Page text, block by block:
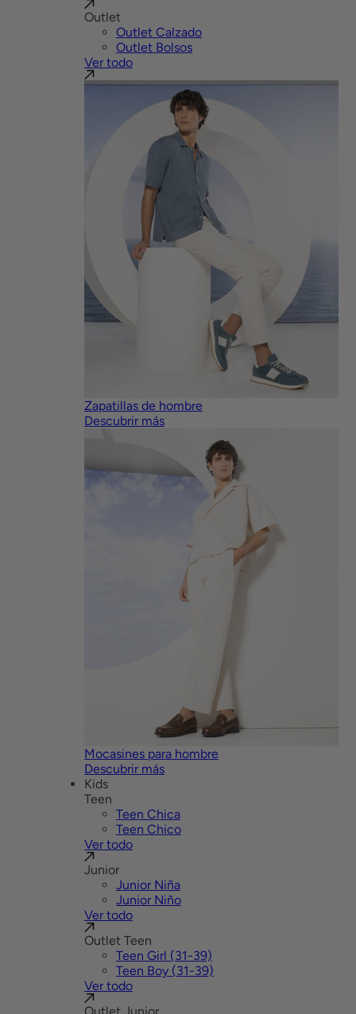
Outlet
Outlet Calzado
Outlet Bolsos
Ver todo
Zapatillas de hombre
Descubrir más
Mocasines para hombre
Descubrir más
Kids
Teen
Teen Chica
Teen Chico
Ver todo
Junior
Junior Niña
Junior Niño
Ver todo
Outlet Teen
Teen Girl (31-39)
Teen Boy (31-39)
Ver todo